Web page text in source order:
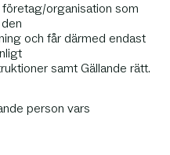
organisation som
och får därmed endast
samt Gällande rätt.
person vars